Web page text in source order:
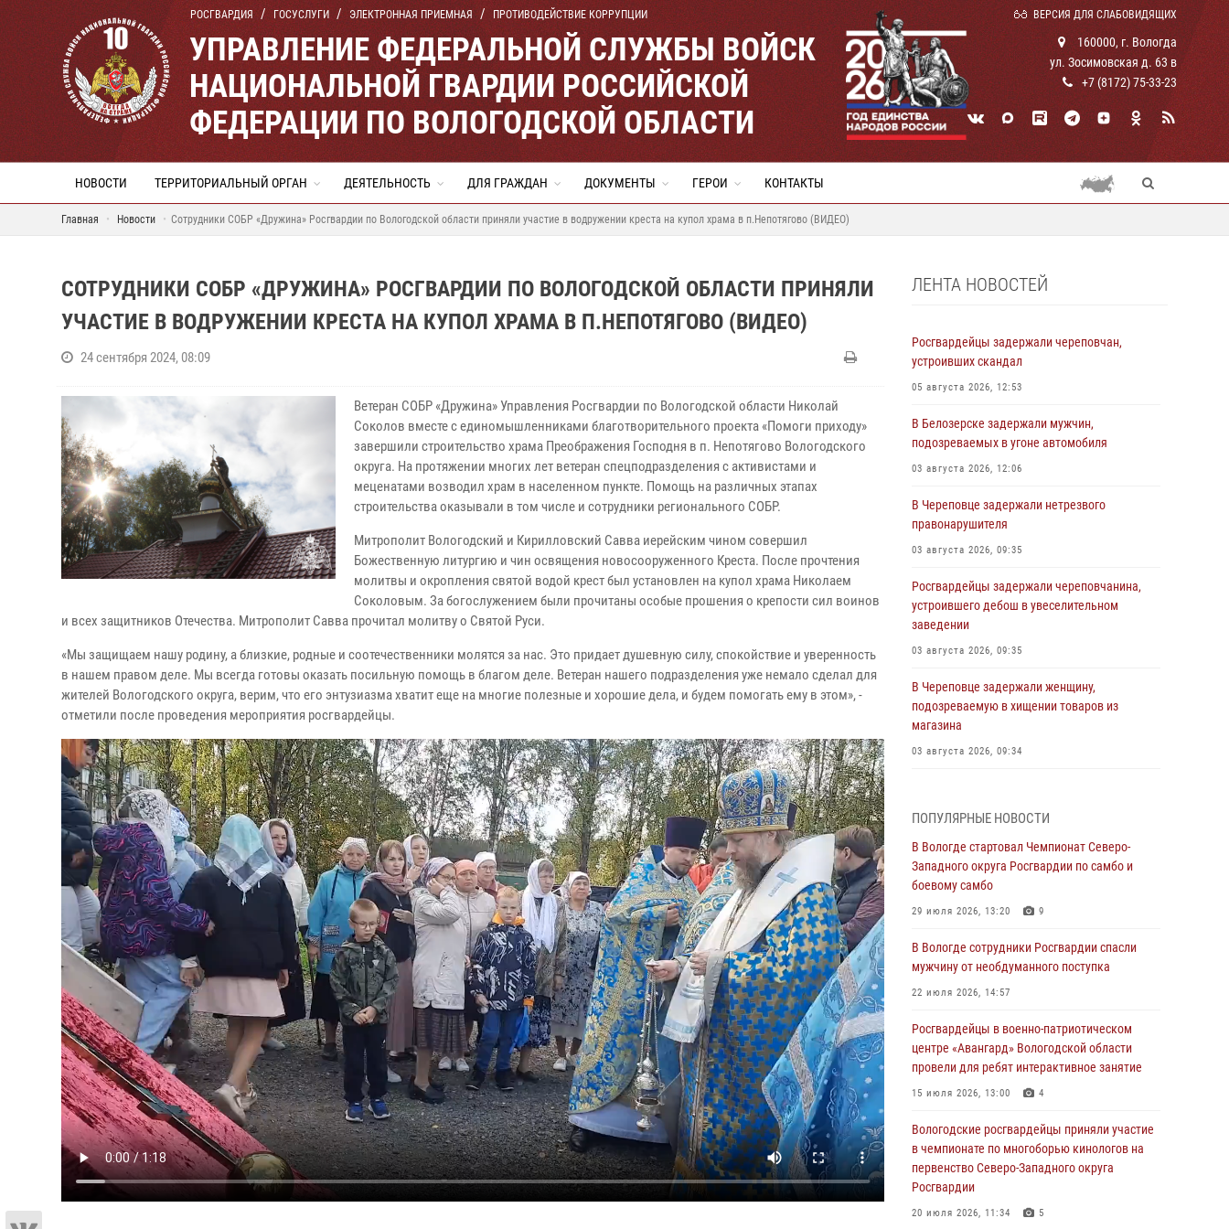
РОСГВАРДИЯ ГОСУСЛУГИ ЭЛЕКТРОННАЯ ПРИЕМНАЯ ПРОТИВОДЕЙСТВИЕ КОРРУПЦИИ ВЕРСИЯ ДЛЯ СЛАБОВИДЯЩИХ
УПРАВЛЕНИЕ ФЕДЕРАЛЬНОЙ СЛУЖБЫ ВОЙСК
НАЦИОНАЛЬНОЙ ГВАРДИИ РОССИЙСКОЙ
ФЕДЕРАЦИИ ПО ВОЛОГОДСКОЙ ОБЛАСТИ
160000, г. Вологда
ул. Зосимовская д. 63 в
+7 (8172) 75-33-23
НОВОСТИ ТЕРРИТОРИАЛЬНЫЙ ОРГАН ДЕЯТЕЛЬНОСТЬ ДЛЯ ГРАЖДАН ДОКУМЕНТЫ ГЕРОИ КОНТАКТЫ
Главная Новости Сотрудники СОБР «Дружина» Росгвардии по Вологодской области приняли участие в водружении креста на купол храма в п.Непотягово (ВИДЕО)
СОТРУДНИКИ СОБР «ДРУЖИНА» РОСГВАРДИИ ПО ВОЛОГОДСКОЙ ОБЛАСТИ ПРИНЯЛИ
УЧАСТИЕ В ВОДРУЖЕНИИ КРЕСТА НА КУПОЛ ХРАМА В П.НЕПОТЯГОВО (ВИДЕО)
24 сентября 2024, 08:09
Ветеран СОБР «Дружина» Управления Росгвардии по Вологодской области Николай
Соколов вместе с единомышленниками благотворительного проекта «Помоги приходу»
завершили строительство храма Преображения Господня в п. Непотягово Вологодского
округа. На протяжении многих лет ветеран спецподразделения с активистами и
меценатами возводил храм в населенном пункте. Помощь на различных этапах
строительства оказывали в том числе и сотрудники регионального СОБР.
Митрополит Вологодский и Кирилловский Савва иерейским чином совершил
Божественную литургию и чин освящения новосооруженного Креста. После прочтения
молитвы и окропления святой водой крест был установлен на купол храма Николаем
Соколовым. За богослужением были прочитаны особые прошения о крепости сил воинов
и всех защитников Отечества. Митрополит Савва прочитал молитву о Святой Руси.
«Мы защищаем нашу родину, а близкие, родные и соотечественники молятся за нас. Это придает душевную силу, спокойствие и уверенность
в нашем правом деле. Мы всегда готовы оказать посильную помощь в благом деле. Ветеран нашего подразделения уже немало сделал для
жителей Вологодского округа, верим, что его энтузиазма хватит еще на многие полезные и хорошие дела, и будем помогать ему в этом», -
отметили после проведения мероприятия росгвардейцы.
ЛЕНТА НОВОСТЕЙ
Росгвардейцы задержали череповчан,
устроивших скандал
05 августа 2026, 12:53
В Белозерске задержали мужчин,
подозреваемых в угоне автомобиля
03 августа 2026, 12:06
В Череповце задержали нетрезвого
правонарушителя
03 августа 2026, 09:35
Росгвардейцы задержали череповчанина,
устроившего дебош в увеселительном
заведении
03 августа 2026, 09:35
В Череповце задержали женщину,
подозреваемую в хищении товаров из
магазина
03 августа 2026, 09:34
округа Росгвардии по спортивному и боевому
самбо
03 августа 2026, 08:54 8 1
ЗА МИНУВШУЮ НЕДЕЛЮ СОТРУДНИКАМИ
В ВОЛОГОДСКОЙ ОБЛАСТИ ЗАДЕРЖАНО 23
ПРАВОНАРУШИТЕЛЯ
02 августа 2026, 10:37
Росгвардейцы в г. Соколе задержали
несовершеннолетнего нарушителя
на питбайке
31 июля 2026, 06:43
В Вологде стартовал Чемпионат Северо-
Западного округа Росгвардии по самбо и
боевому самбо
29 июля 2026, 13:20
ПОПУЛЯРНЫЕ НОВОСТИ
В Вологде стартовал Чемпионат Северо-
Западного округа Росгвардии по самбо и
боевому самбо
29 июля 2026, 13:20 9
В Вологде сотрудники Росгвардии спасли
мужчину от необдуманного поступка
22 июля 2026, 14:57
Росгвардейцы в военно-патриотическом
центре «Авангард» Вологодской области
провели для ребят интерактивное занятие
15 июля 2026, 13:00 4
Вологодские росгвардейцы приняли участие
в чемпионате по многоборью кинологов на
первенство Северо-Западного округа
Росгвардии
20 июля 2026, 11:34 5